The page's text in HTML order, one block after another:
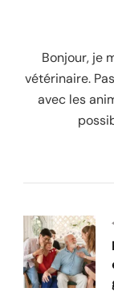
Bonjour, je
vétérinaire.
avec les